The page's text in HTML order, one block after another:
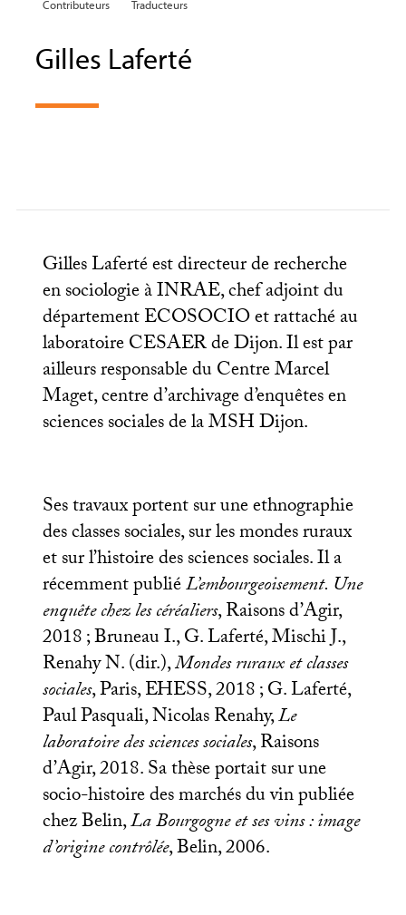
Contributeurs Traducteurs
Gilles Laferté
Gilles Laferté est directeur de recherche
en sociologie àINRAE, chef adjoint du
départementECOSOCIOet rattaché au
laboratoireCESAERde Dijon. Il est par
ailleurs responsable du Centre Marcel
Maget, centre d’archivage d’enquêtes en
sciences sociales de laMSHDijon.
Ses travaux portent sur une ethnographie
des classes sociales, sur les mondes ruraux
et sur l’histoire des sciences sociales. Il a
récemment publiéL’embourgeoisement. Une
enquête chez les céréaliers, Raisons d’Agir,
2018; Bruneau I., G. Laferté, Mischi J.,
Renahy N. (dir.),Mondes ruraux et classes
sociales, Paris,EHESS, 2018; G. Laferté,
Paul Pasquali, Nicolas Renahy,Le
laboratoire des sciences sociales, Raisons
d’Agir, 2018. Sa thèse portait sur une
socio-histoire des marchés du vin publiée
chez Belin,La Bourgogne et ses vins : image
d’origine contrôlée, Belin, 2006.